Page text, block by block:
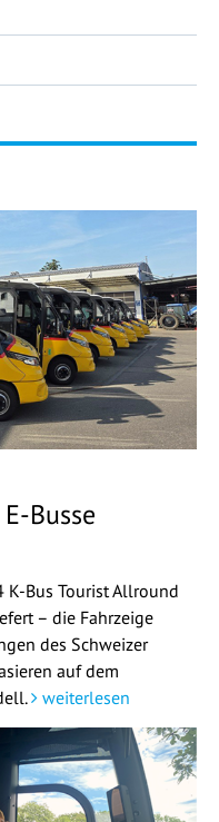
Busse
K-Bus Tourist Allround
– die Fahrzeige
des Schweizer
auf dem
weiterlesen